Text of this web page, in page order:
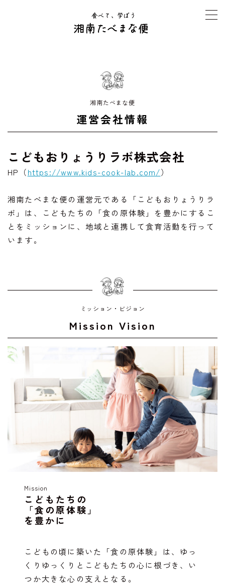
夏休み号「発見探求の夏」
オンライン寺子屋 たべまな行事食
生産者さんインタビュー
運営者情報
お問い合わせ
湘南たべまな便
運営会社情報
こどもおりょうりラボ株式会社
HP（https://www.kids-cook-lab.com/）
湘南たべまな便の運営元である「こどもおりょうりラ
ボ」は、こどもたちの「食の原体験」を豊かにするこ
とをミッションに、地域と連携して食育活動を行って
います。
ミッション・ビジョン
Mission Vision
Mission
こどもたちの
「食の原体験」
を豊かに
こどもの頃に築いた「食の原体験」は、ゆっ
くりゆっくりとこどもたちの心に根づき、い
つか大きな心の支えとなる。